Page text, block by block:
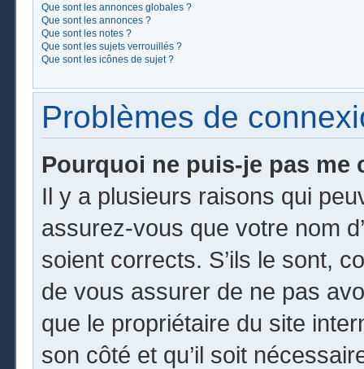
Que sont les annonces globales ?
Que sont les annonces ?
Que sont les notes ?
Que sont les sujets verrouillés ?
Que sont les icônes de sujet ?
Problèmes de
Pourquoi ne puis-je pas me
Il y a plusieurs raisons qui
assurez-vous que votre nom
soient corrects. S’ils le sont,
de vous assurer de ne pas
que le propriétaire du site
son côté et qu’il soit